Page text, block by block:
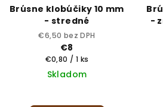
Brúsne klobúčiky 10 mm
- stredné
€6,50 bez DPH
€8
Jednotková
cena:
€0,80 / 1 ks
Skladom
-